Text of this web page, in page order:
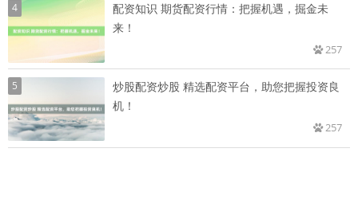
4
配资知识 期货配资行情：把握机遇，掘金未
来！
257
5
炒股配资炒股 精选配资平台，助您把握投资良
机！
257